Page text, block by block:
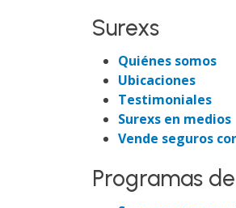
Surexs
Quiénes somos
Ubicaciones
Testimoniales
Surexs en medios
Vende seguros
Programas